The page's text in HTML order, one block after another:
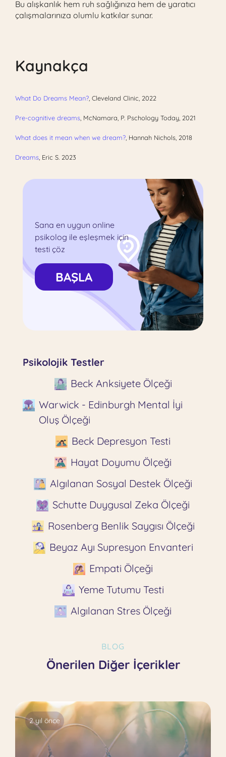
Bu alışkanlık hem ruh sağlığınıza hem de yaratıcı
çalışmalarınıza olumlu katkılar sunar.
Kaynakça
What Do Dreams Mean? , Cleveland Clinic, 2022
Pre-cognitive dreams , McNamara, P. Pschology Today, 2021
What does it mean when we dream? , Hannah Nichols, 2018
Dreams , Eric S. 2023
Sana en uygun online
psikolog ile eşleşmek için
testi çöz
BAŞLA
Psikolojik Testler
Beck Anksiyete Ölçeği
Warwick - Edinburgh Mental İyi
Oluş Ölçeği
Beck Depresyon Testi
Hayat Doyumu Ölçeği
Algılanan Sosyal Destek Ölçeği
Schutte Duygusal Zeka Ölçeği
Rosenberg Benlik Saygısı Ölçeği
Beyaz Ayı Supresyon Envanteri
Empati Ölçeği
Yeme Tutumu Testi
Algılanan Stres Ölçeği
BLOG
Önerilen Diğer İçerikler
2 yıl önce